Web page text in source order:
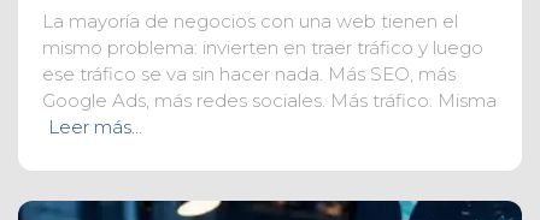
La mayoría de negocios con una web tienen el
mismo problema: invierten en traer tráfico y luego
ese tráfico se va sin hacer nada. Más SEO, más
Google Ads, más redes sociales. Más tráfico. Misma
Leer más…